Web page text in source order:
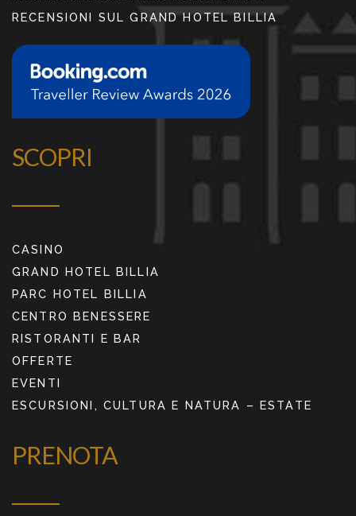
RECENSIONI SUL GRAND HOTEL BILLIA
SCOPRI
CASINO
GRAND HOTEL BILLIA
PARC HOTEL BILLIA
CENTRO BENESSERE
RISTORANTI E BAR
OFFERTE
EVENTI
ESCURSIONI, CULTURA E NATURA – ESTATE
PRENOTA